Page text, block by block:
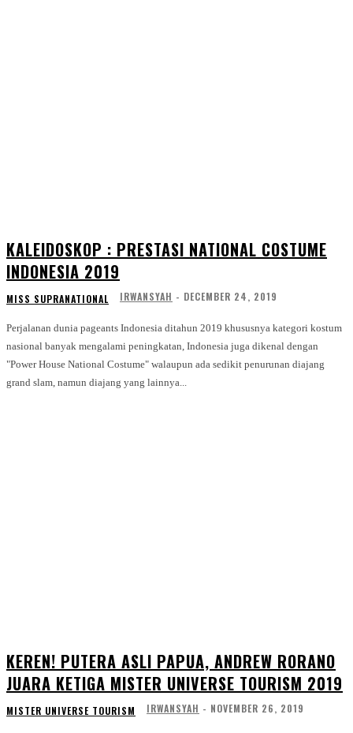
KALEIDOSKOP : PRESTASI NATIONAL COSTUME
INDONESIA 2019
MISS SUPRANATIONAL IRWANSYAH - DECEMBER 24, 2019
Perjalanan dunia pageants Indonesia ditahun 2019 khususnya kategori kostum
nasional banyak mengalami peningkatan, Indonesia juga dikenal dengan
"Power House National Costume" walaupun ada sedikit penurunan diajang
grand slam, namun diajang yang lainnya...
KEREN! PUTERA ASLI PAPUA, ANDREW RORANO
JUARA KETIGA MISTER UNIVERSE TOURISM 2019
MISTER UNIVERSE TOURISM IRWANSYAH - NOVEMBER 26, 2019